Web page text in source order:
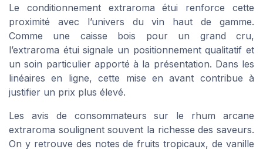
Le conditionnement extraroma étui renforce cette
proximité avec l’univers du vin haut de gamme.
Comme une caisse bois pour un grand cru,
l’extraroma étui signale un positionnement qualitatif et
un soin particulier apporté à la présentation. Dans les
linéaires en ligne, cette mise en avant contribue à
justifier un prix plus élevé.
Les avis de consommateurs sur le rhum arcane
extraroma soulignent souvent la richesse des saveurs.
On y retrouve des notes de fruits tropicaux, de vanille